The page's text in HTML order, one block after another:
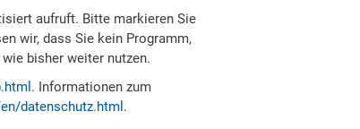
aufruft. Bitte markieren Sie
wir, dass Sie kein Programm,
bisher weiter nutzen.
. Informationen zum
datenschutz.html .